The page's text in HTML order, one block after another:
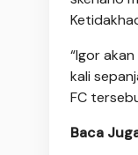
“Igor
kali
FC
Baca